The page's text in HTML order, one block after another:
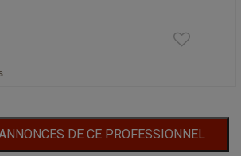
DE CE PROFESSIONNEL